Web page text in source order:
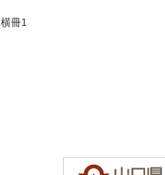
横冊1